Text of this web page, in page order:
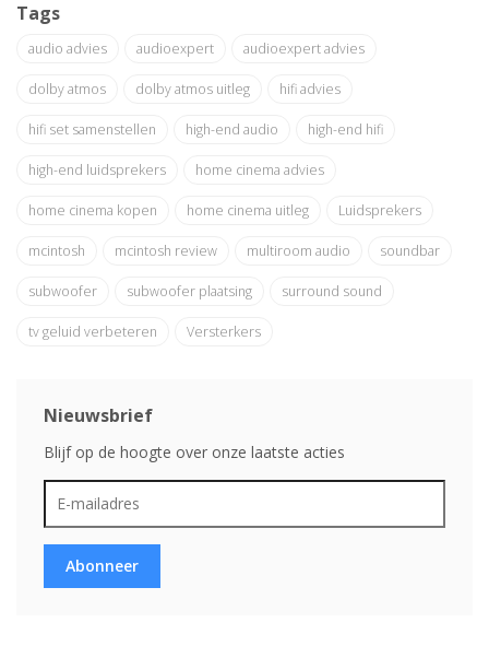
Tags
audio advies audioexpert audioexpert advies
dolby atmos dolby atmos uitleg hifi advies
hifi set samenstellen high-end audio high-end hifi
high-end luidsprekers home cinema advies
home cinema kopen home cinema uitleg Luidsprekers
mcintosh mcintosh review multiroom audio soundbar
subwoofer subwoofer plaatsing surround sound
tv geluid verbeteren Versterkers
Nieuwsbrief
Blijf op de hoogte over onze laatste acties
Abonneer